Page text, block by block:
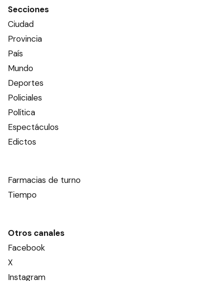
Ads
Este contenido no está abierto a comentarios
Nosotros
Editorial El Dia SRL
Edición Impresa